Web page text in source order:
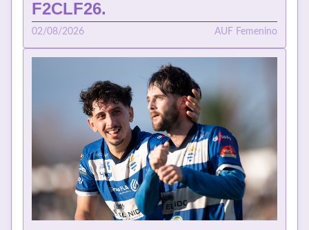
F2CLF26.
02/08/2026 AUF Femenino